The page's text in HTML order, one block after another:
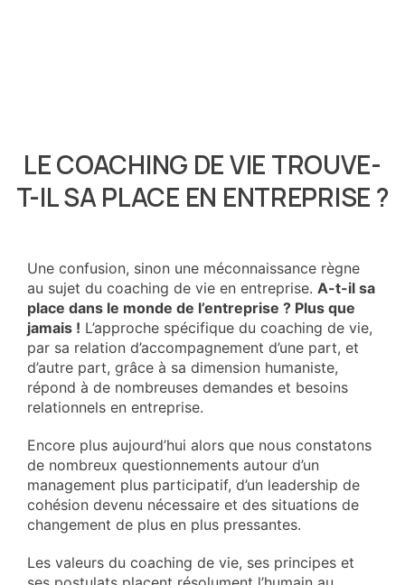
LE COACHING DE VIE TROUVE-
T-IL SA PLACE EN ENTREPRISE ?
Une confusion, sinon une méconnaissance règne
au sujet du coaching de vie en entreprise. A-t-il sa
place dans le monde de l’entreprise ? Plus que
jamais ! L’approche spécifique du coaching de vie,
par sa relation d’accompagnement d’une part, et
d’autre part, grâce à sa dimension humaniste,
répond à de nombreuses demandes et besoins
relationnels en entreprise.
Encore plus aujourd’hui alors que nous constatons
de nombreux questionnements autour d’un
management plus participatif, d’un leadership de
cohésion devenu nécessaire et des situations de
changement de plus en plus pressantes.
Les valeurs du coaching de vie, ses principes et